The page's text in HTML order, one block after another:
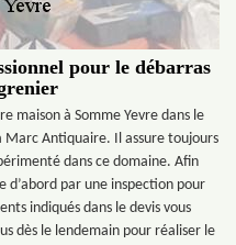
pour le débarras
maison à Somme Yevre dans le
Antiquaire. Il assure toujours
dans ce domaine. Afin
d’abord par une inspection pour
indiqués dans le devis vous
dès le lendemain pour réaliser le